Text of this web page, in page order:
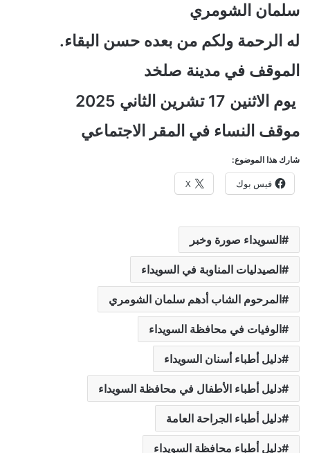
سلمان الشومري
له الرحمة ولكم من بعده حسن البقاء.
الموقف في مدينة صلخد
يوم الاثنين 17 تشرين الثاني 2025
موقف النساء في المقر الاجتماعي
شارك هذا الموضوع:
فيس بوك X
السويداء صورة وخبر
الصيدليات المناوبة في السويداء
المرحوم الشاب أدهم سلمان الشومري
الوفيات في محافظة السويداء
دليل أطباء أسنان السويداء
دليل أطباء الأطفال في محافظة السويداء
دليل أطباء الجراحة العامة
دليل أطباء محافظة السويداء